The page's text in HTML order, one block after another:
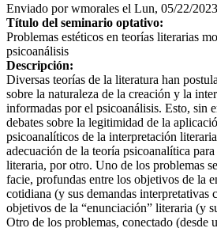
Enviado porwmorales el Lun, 05/22/
Título del seminario optativo:
Problemas estéticos en teorías literarias
psicoanálisis
Descripción:
Diversas teorías de la literatura han
sobre la naturaleza de la creación y la
informadas por el psicoanálisis. Esto, sin
debates sobre la legitimidad de la
psicoanalíticos de la interpretación
adecuación de la teoría psicoanalítica
literaria, por otro. Uno de los problemas
facie, profundas entre los objetivos de la
cotidiana (y sus demandas interpretativas
objetivos de la “enunciación” literaria (y
Otro de los problemas, conectado (desde